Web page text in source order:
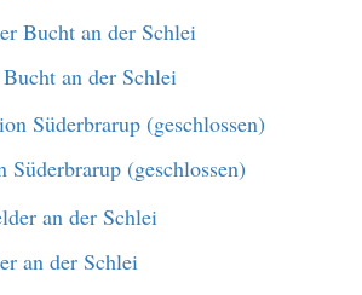
an der Schlei
(geschlossen)
an der Schlei